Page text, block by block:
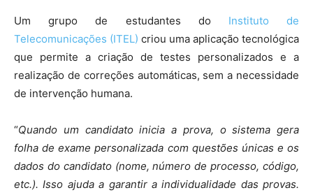
Um grupo de estudantes do Instituto de
Telecomunicações (ITEL) criou uma aplicação tecnológica
que permite a criação de testes personalizados e a
realização de correções automáticas, sem a necessidade
de intervenção humana.
“Quando um candidato inicia a prova, o sistema gera
folha de exame personalizada com questões únicas e os
dados do candidato (nome, número de processo, código,
etc.). Isso ajuda a garantir a individualidade das provas.